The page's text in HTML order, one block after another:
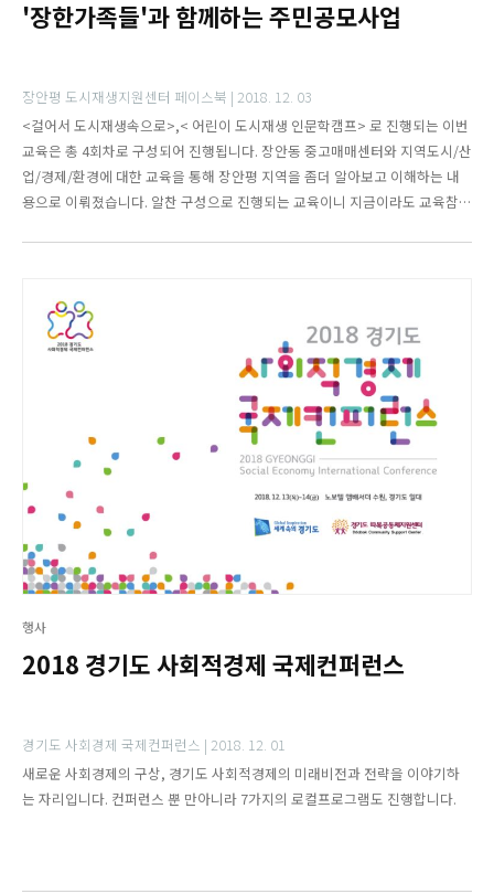
'장한가족들'과 함께하는 주민공모사업
장안평 도시재생지원센터 페이스북 | 2018. 12. 03
<걸어서 도시재생속으로>,< 어린이 도시재생 인문학캠프> 로 진행되는 이번
교육은 총 4회차로 구성되어 진행됩니다. 장안동 중고매매센터와 지역도시/산
업/경제/환경에 대한 교육을 통해 장안평 지역을 좀더 알아보고 이해하는 내
용으로 이뤄졌습니다. 알찬 구성으로 진행되는 교육이니 지금이라도 교육참가
행사
2018 경기도 사회적경제 국제컨퍼런스
경기도 사회경제 국제컨퍼런스 | 2018. 12. 01
새로운 사회경제의 구상, 경기도 사회적경제의 미래비전과 전략을 이야기하
는 자리입니다. 컨퍼런스 뿐 만아니라 7가지의 로컬프로그램도 진행합니다.